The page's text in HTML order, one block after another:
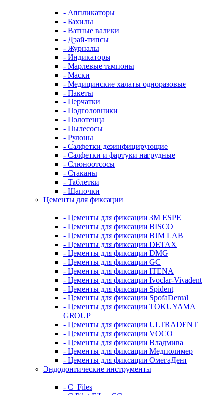
- Аппликаторы
- Бахилы
- Ватные валики
- Драй-типсы
- Журналы
- Индикаторы
- Марлевые тампоны
- Маски
- Медицинские халаты одноразовые
- Пакеты
- Перчатки
- Подголовники
- Полотенца
- Пылесосы
- Рулоны
- Салфетки дезинфицирующие
- Салфетки и фартуки нагрудные
- Слюноотсосы
- Стаканы
- Таблетки
- Шапочки
Цементы для фиксации
- Цементы для фиксации 3M ESPE
- Цементы для фиксации BISCO
- Цементы для фиксации BJM LAB
- Цементы для фиксации DETAX
- Цементы для фиксации DMG
- Цементы для фиксации GC
- Цементы для фиксации ITENA
- Цементы для фиксации Ivoclar-Vivadent
- Цементы для фиксации Spident
- Цементы для фиксации SpofaDental
- Цементы для фиксации TOKUYAMA
GROUP
- Цементы для фиксации ULTRADENT
- Цементы для фиксации VOCO
- Цементы для фиксации Владмива
- Цементы для фиксации Медполимер
- Цементы для фиксации ОмегаДент
Эндодонтические инструменты
- C+Files